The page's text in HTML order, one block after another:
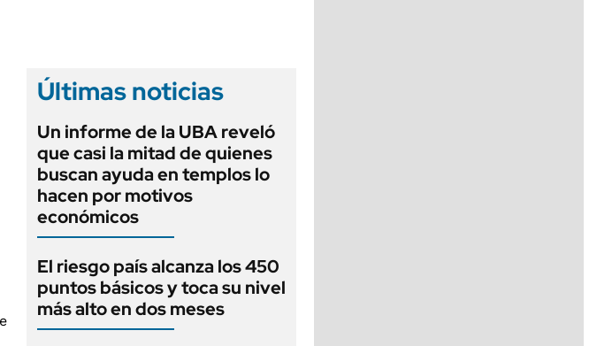
Últimas noticias
Un informe de la UBA reveló
que casi la mitad de quienes
buscan ayuda en templos lo
hacen por motivos
económicos
El riesgo país alcanza los 450
puntos básicos y toca su nivel
más alto en dos meses